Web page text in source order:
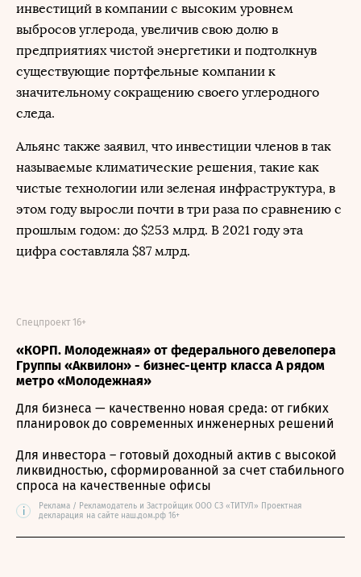
инвестиций в компании с высоким уровнем
выбросов углерода, увеличив свою долю в
предприятиях чистой энергетики и подтолкнув
существующие портфельные компании к
значительному сокращению своего углеродного
следа.
Альянс также заявил, что инвестиции членов в так
называемые климатические решения, такие как
чистые технологии или зеленая инфраструктура, в
этом году выросли почти в три раза по сравнению с
прошлым годом: до $253 млрд. В 2021 году эта
цифра составляла $87 млрд.
«КОРП. Молодежная» от федерального девелопера
Группы «Аквилон» - бизнес-центр класса А рядом
метро «Молодежная»
Спецпроект 16+
Для бизнеса — качественно новая среда: от гибких
планировок до современных инженерных решений
Для инвестора – готовый доходный актив с высокой
ликвидностью, сформированной за счет стабильного
спроса на качественные офисы
i
Реклама / Рекламодатель и Застройщик ООО СЗ «ТИТУЛ» Проектная
декларация на сайте наш.дом.рф 16+